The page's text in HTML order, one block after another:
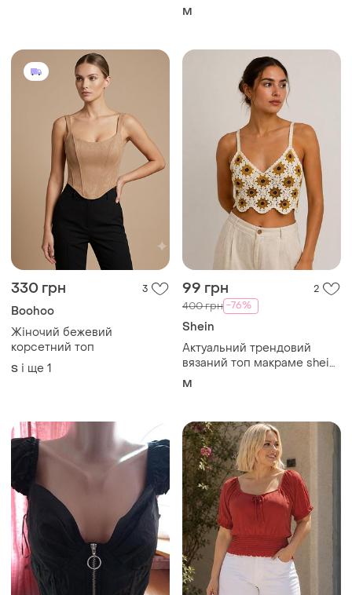
M
330 грн 3
Boohoo
Жіночий бежевий
корсетний топ
S і ще 1
99 грн 2
400 грн -76%
Shein
Актуальний трендовий
вязаний топ макраме shein
m uk 10 38 🔥🔥🔥
M